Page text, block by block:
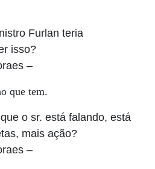
Furlan teria
isso?
–
que tem.
o sr. está falando, está
mais ação?
–